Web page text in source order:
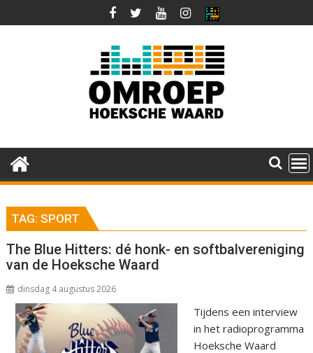
naar
TAG:SPORT
The Blue Hitters: dé honk- en softbalvereniging
van de Hoeksche Waard
dinsdag 4 augustus 2026
Tijdens een interview
in het radioprogramma
Hoeksche Waard